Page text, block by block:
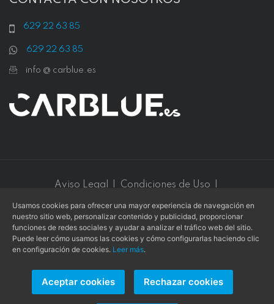
629 22 63 85
629 22 63 85
info @ carblue.es
Aviso Legal | Condiciones de Uso
|
Este sitio web está protegido por reCAPTCHA v3y se aplican
la Política de privacidady losTérminos de servicio deGoogle
Copyright © 2026 - L. COLLADO
- Todos los derechos
Usamos cookies para ofrecer una mayor experiencia de navegación en
nuestro sitio web, personalizar contenido y publicidad, proporcionar
funciones de redes sociales y ayudar a analizar el tráfico web del sitio.
Puede leer cómo usamos las cookies y cómo configurarlas haciendo clic
en configuración de cookies. Leer más.
Aceptar cookies Rechazar cookies